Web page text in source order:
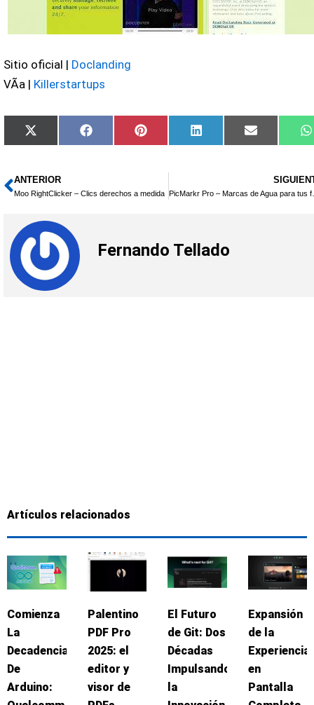
Sitio oficial | Doclanding
VÃ­a | Killerstartups
Compartir
en
X
(Twitter)
Compartir
en
Facebook Compartir
en
Pinterest Compartir
en
LinkedIn
Compartir
en
Email
Ant
ANTERIOR
Moo RightClicker – Clics derechos a medida
Fernando Tellado
Artículos relacionados
Comienza
La
Decadencia
De
Arduino:
Palentino
PDF Pro
2025: el
editor y
visor de
El Futuro
de Git: Dos
Décadas
Impulsando
la
Expansión
de la
Experiencia
en
Pantalla